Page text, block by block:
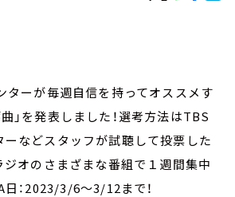
ッズ
ターが毎週自信を持ってオススメす
」を発表しました！選考方法はTBS
ーなどスタッフが試聴して投票した
ジオのさまざまな番組で１週間集中
日：2023/3/6～3/12まで！